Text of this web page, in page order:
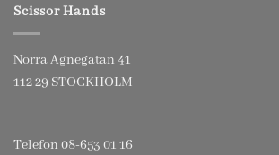
Scissor Hands
Norra Agnegatan 41
112 29 STOCKHOLM
Telefon 08-653 01 16